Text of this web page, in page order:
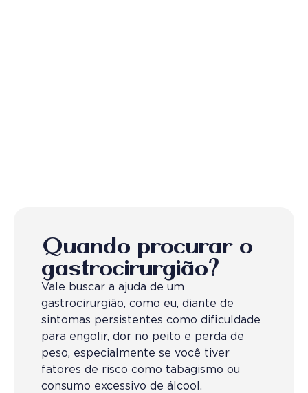
Quando procurar o
gastrocirurgião?
Vale buscar a ajuda de um
gastrocirurgião, como eu, diante de
sintomas persistentes como dificuldade
para engolir, dor no peito e perda de
peso, especialmente se você tiver
fatores de risco como tabagismo ou
consumo excessivo de álcool.